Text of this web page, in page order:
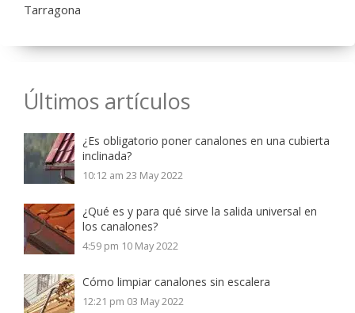
Tarragona
Últimos artículos
¿Es obligatorio poner canalones en una cubierta
inclinada?
10:12 am 23 May 2022
¿Qué es y para qué sirve la salida universal en
los canalones?
4:59 pm 10 May 2022
Cómo limpiar canalones sin escalera
12:21 pm 03 May 2022